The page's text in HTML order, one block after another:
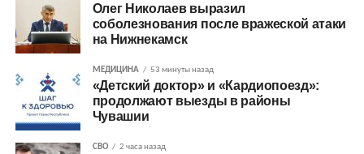
Олег Николаев выразил
соболезнования после вражеской атаки
на Нижнекамск
МЕДИЦИНА 53 минуты назад
«Детский доктор» и «Кардиопоезд»:
продолжают выезды в районы
Чувашии
СВО 2 часа назад